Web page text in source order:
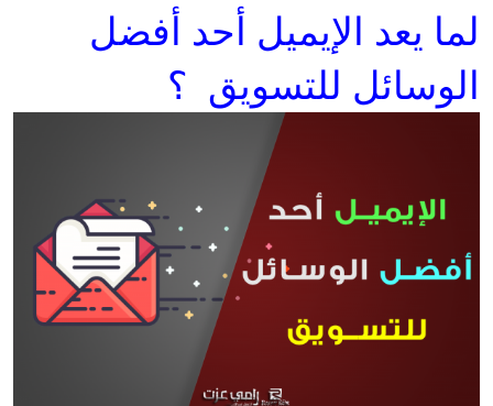
لما يعد الإيميل أحد أفضل
الوسائل للتسويق ؟